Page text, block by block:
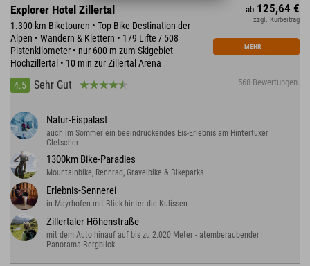
Explorer Hotel Zillertal
1.300 km Biketouren • Top-Bike Destination der
Alpen • Wandern & Klettern • 179 Lifte / 508
Pistenkilometer • nur 600 m zum Skigebiet
Hochzillertal • 10 min zur Zillertal Arena
4.5
Sehr Gut 568 Bewertungen
ab 125,64 €
zzgl. Kurbeitrag
MEHR ↓
Natur-Eispalast
auch im Sommer ein beeindruckendes Eis-Erlebnis am Hintertuxer
Gletscher
1300km Bike-Paradies
Mountainbike, Rennrad, Gravelbike & Bikeparks
Erlebnis-Sennerei
in Mayrhofen mit Blick hinter die Kulissen
Zillertaler Höhenstraße
mit dem Auto hinauf auf bis zu 2.020 Meter - atemberaubender
Panorama-Bergblick